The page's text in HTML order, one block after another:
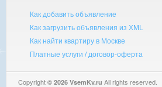
Как добавить объявление
Как загрузить объявления из XML
Как найти квартиру в Москве
Платные услуги / договор-оферта
Copyright © 2026 VsemKv.ru All rights reserved.